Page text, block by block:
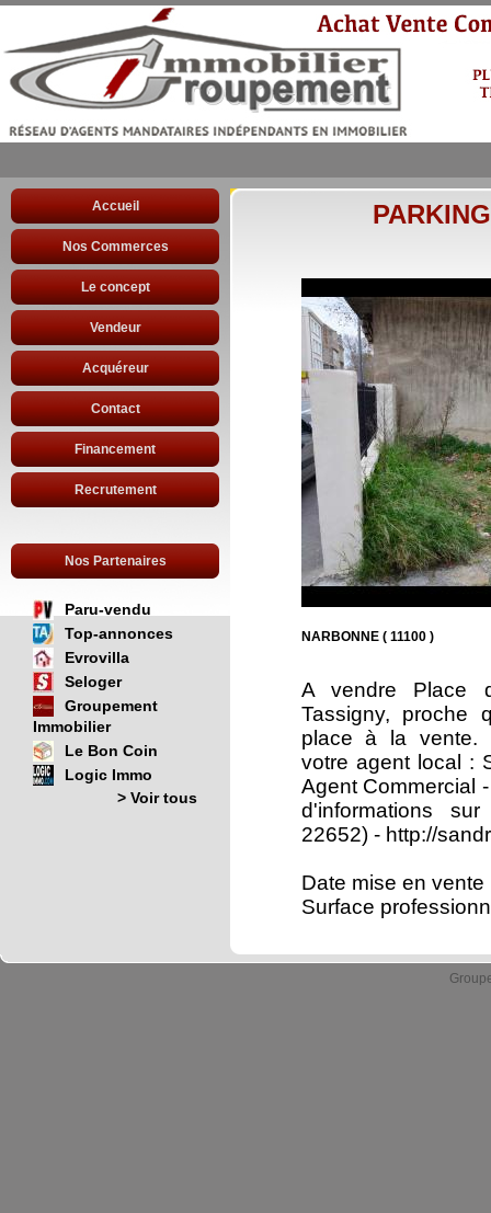
Accueil
Nos Commerces
Le concept
Vendeur
Acquéreur
Contact
Financement
Recrutement
Nos Partenaires
Paru-vendu
Top-annonces
Evrovilla
Seloger
Groupement
Immobilier
Le Bon Coin
Logic Immo
> Voir tous
NARBONNE ( 11100 )
A vendre Place
Tassigny, proche
place à la vente.
votre agent local :
Agent Commercial
d'informations
22652) - http://
Date mise en vente
Surface